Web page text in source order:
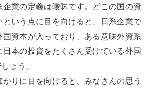
企業の定義は曖昧です。どこの国の資
という点に目を向けると、日系企業で
国資本が入っており、ある意味外資系
日本の投資をたくさん受けている外国
ょう。
かりに目を向けると、みなさんの思う